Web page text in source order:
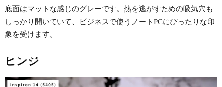
底面はマットな感じのグレーです。熱を逃がすための吸気穴も
しっかり開いていて、ビジネスで使うノートPCにぴったりな印
象を受けます。
ヒンジ